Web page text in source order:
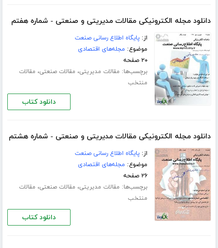
دانلود مجله الکترونیکی مقالات مدیریتی و صنعتی - شماره هفتم
از:پایگاه اطلاع رسانی صنعت
موضوع: مجله‌های اقتصادی
۲۰ صفحه
برچسب‌ها: مقالات مدیریتی، مقالات صنعتی، مقالات
منتخب
دانلود کتاب
دانلود مجله الکترونیکی مقالات مدیریتی و صنعتی - شماره هشتم
از:پایگاه اطلاع رسانی صنعت
موضوع: مجله‌های اقتصادی
۲۶ صفحه
برچسب‌ها: مقالات مدیریتی، مقالات صنعتی، مقالات
منتخب
دانلود کتاب